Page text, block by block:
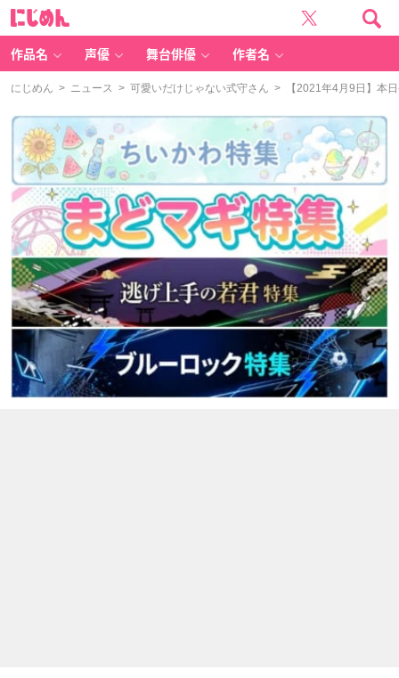
作品名 声優 舞台俳優 作者名
にじめん > ニュース > 可愛いだけじゃない式守さん > 【2021年4月9日】本